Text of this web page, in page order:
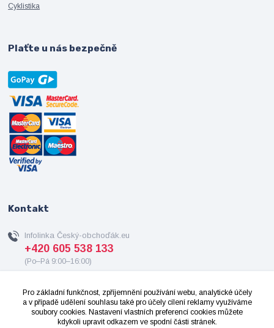
Cyklistika
Plaťte u nás bezpečně
Kontakt
Infolinka Český-obchoďák.eu
+420 605 538 133
(Po–Pá 9:00–16:00)
Pro základní funkčnost, zpříjemnění používání webu, analytické účely
a v případě udělení souhlasu také pro účely cílení reklamy využíváme
soubory cookies. Nastavení vlastních preferencí cookies můžete
kdykoli upravit odkazem ve spodní části stránek.